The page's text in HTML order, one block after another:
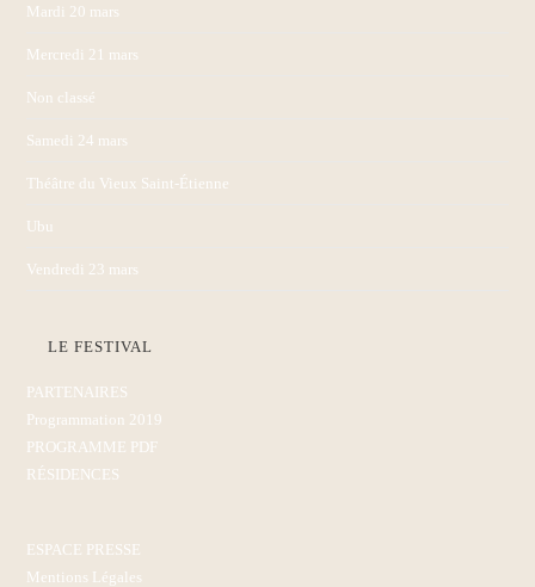
Mardi 20 mars
Mercredi 21 mars
Non classé
Samedi 24 mars
Théâtre du Vieux Saint-Étienne
Ubu
Vendredi 23 mars
LE FESTIVAL
PARTENAIRES
Programmation 2019
PROGRAMME PDF
RÉSIDENCES
ESPACE PRESSE
Mentions Légales